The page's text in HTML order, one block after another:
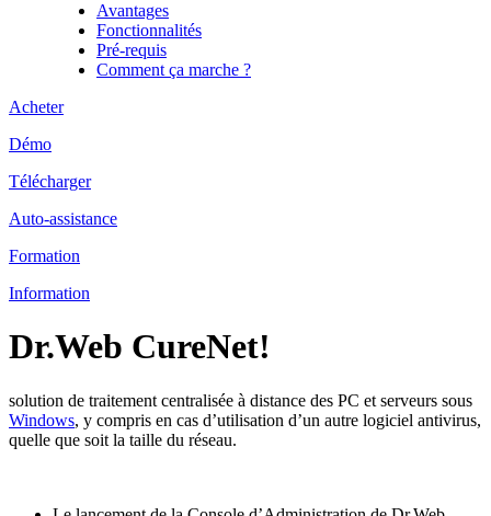
Avantages
Fonctionnalités
Pré-requis
Comment ça marche ?
Acheter
Démo
Télécharger
Auto-assistance
Formation
Information
Dr.Web CureNet!
solution de traitement centralisée à distance des PC et serveurs sous
Windows, y compris en cas d’utilisation d’un autre logiciel antivirus,
quelle que soit la taille du réseau.